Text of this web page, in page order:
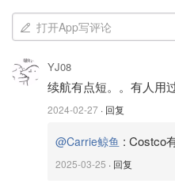
打开App写评论
YJ08
续航有点短。。有人用
2024-02-27 · 回复
@Carrie鲸鱼 : Costco
2025-03-25 · 回复